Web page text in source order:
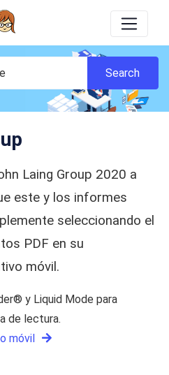
Laing Group 2020 a
este y los informes
seleccionando el
PDF en su
móvil.
y Liquid Mode para
de lectura.
móvil